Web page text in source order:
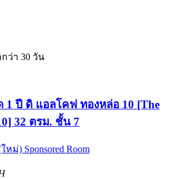
ว่า 30 วัน
1 ปี ดิ แอลโคฟ ทองหล่อ 10 [The
32 ตรม. ชั้น 7
หม่) Sponsored Room